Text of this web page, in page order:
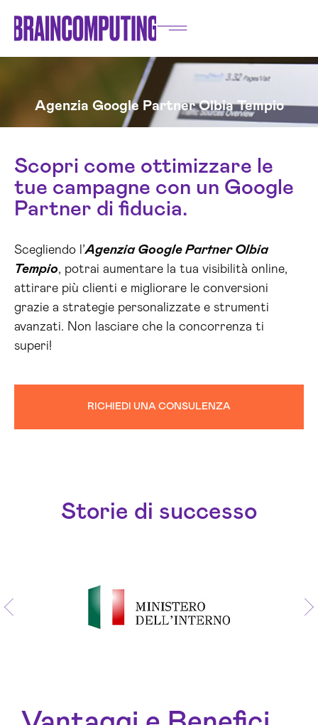
Agenzia Google Partner Olbia Tempio
Scopri come ottimizzare le
tue campagne con un Google
Partner di fiducia.
Scegliendo l’Agenzia Google Partner Olbia
Tempio, potrai aumentare la tua visibilità online,
attirare più clienti e migliorare le conversioni
grazie a strategie personalizzate e strumenti
avanzati. Non lasciare che la concorrenza ti
superi!
RICHIEDI UNA CONSULENZA
Storie di successo